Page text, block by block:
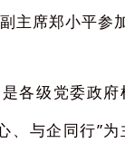
主席郑小平参
级党委政府
、与企同行”